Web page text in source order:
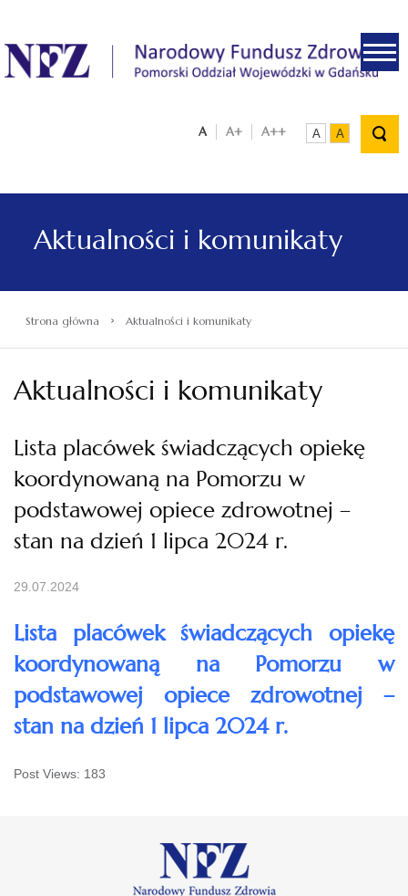
.
A A+ A++ A A
Aktualności i komunikaty
Strona główna › Aktualności i komunikaty
Aktualności i komunikaty
Lista placówek świadczących opiekę
koordynowaną na Pomorzu w
podstawowej opiece zdrowotnej –
stan na dzień 1 lipca 2024 r.
29.07.2024
Lista placówek świadczących opiekę
koordynowaną na Pomorzu w
podstawowej opiece zdrowotnej –
stan na dzień 1 lipca 2024 r.
Post Views: 183